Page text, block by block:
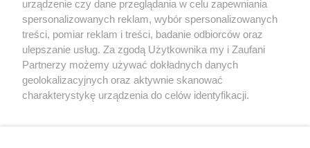
Redakcja Reklama Prywatność
Praca Łódź
the:protocol
urządzenie czy dane przeglądania w celu zapewniania
spersonalizowanych reklam, wybór spersonalizowanych
treści, pomiar reklam i treści, badanie odbiorców oraz
ulepszanie usług. Za zgodą Użytkownika my i Zaufani
Partnerzy możemy używać dokładnych danych
geolokalizacyjnych oraz aktywnie skanować
charakterystykę urządzenia do celów identyfikacji.